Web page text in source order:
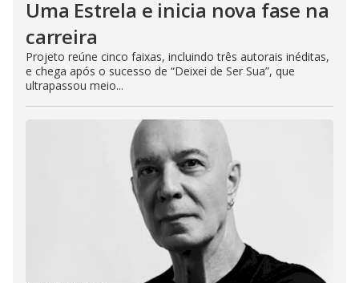
Uma Estrela e inicia nova fase na
carreira
Projeto reúne cinco faixas, incluindo três autorais inéditas,
e chega após o sucesso de “Deixei de Ser Sua”, que
ultrapassou meio...